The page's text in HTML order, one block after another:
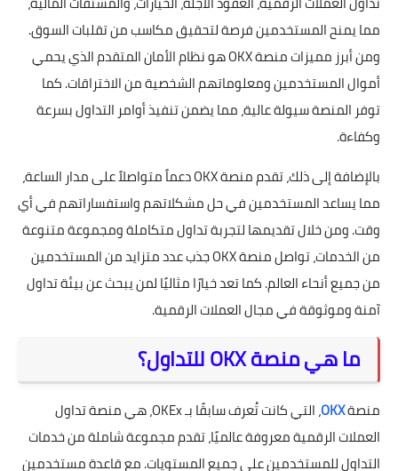
مما يمنح المستخدمين فرصة لتحقيق مكاسب من تقلبات السوق.
ومن أبرز مميزات منصة OKX هو نظام الأمان المتقدم الذي يحمي
أموال المستخدمين ومعلوماتهم الشخصية من الاختراقات. كما
توفر المنصة سيولة عالية، مما يضمن تنفيذ أوامر التداول بسرعة
وكفاءة.
بالإضافة إلى ذلك، تقدم منصة OKX دعماً متواصلاً على مدار الساعة،
مما يساعد المستخدمين في حل مشكلاتهم واستفساراتهم في أي
وقت. ومن خلال تقديمها لتجربة تداول متكاملة ومجموعة متنوعة
من الخدمات، تواصل منصة OKX جذب عدد متزايد من المستخدمين
من جميع أنحاء العالم. كما تعد خيارًا مثاليًا لمن يبحث عن بيئة تداول
آمنة وموثوقة في مجال العملات الرقمية.
ما هي منصة OKX للتداول؟
منصةOKX
، التي كانت تُعرف سابقًا بـ OKEx، هي منصة تداول
العملات الرقمية معروفة عالميًا، تقدم مجموعة شاملة من خدمات
التداول للمستخدمين على جميع المستويات. مع قاعدة مستخدمين